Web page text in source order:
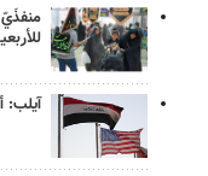
آيلب: